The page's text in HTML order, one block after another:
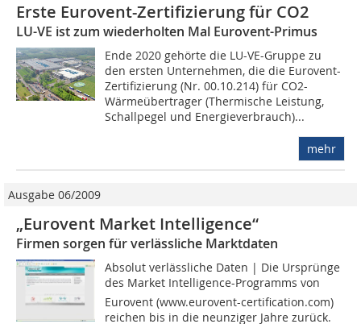
Erste Eurovent-Zertifizierung für CO2
LU-VE ist zum wiederholten Mal Eurovent-Primus
Ende 2020 gehörte die LU-VE-Gruppe zu
den ersten Unternehmen, die die Eurovent-
Zertifizierung (Nr. 00.10.214) für CO2-
Wärmeübertrager (Thermische Leistung,
Schallpegel und Energieverbrauch)...
mehr
Ausgabe 06/2009
„Eurovent Market Intelligence“
Firmen sorgen für verlässliche Marktdaten
Absolut verlässliche Daten | Die Ursprünge
des Market Intelligence-Programms von
Eurovent (www.eurovent-certification.com)
reichen bis in die neunziger Jahre zurück.